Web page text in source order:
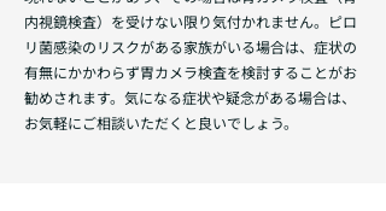
内視鏡検査）を受けない限り気付かれません。ピロ
リ菌感染のリスクがある家族がいる場合は、症状の
有無にかかわらず胃カメラ検査を検討することがお
勧めされます。気になる症状や疑念がある場合は、
お気軽にご相談いただくと良いでしょう。